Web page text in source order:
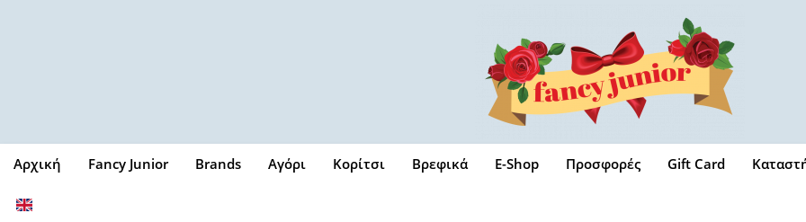
Αρχική Fancy Junior Brands Αγόρι Κορίτσι Βρεφικά E-Shop Προσφορές Gift Card